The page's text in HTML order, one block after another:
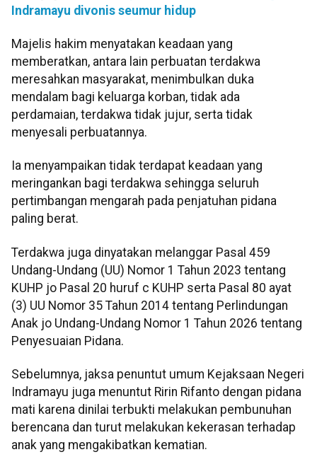
Indramayu divonis seumur hidup
Majelis hakim menyatakan keadaan yang
memberatkan, antara lain perbuatan terdakwa
meresahkan masyarakat, menimbulkan duka
mendalam bagi keluarga korban, tidak ada
perdamaian, terdakwa tidak jujur, serta tidak
menyesali perbuatannya.
Ia menyampaikan tidak terdapat keadaan yang
meringankan bagi terdakwa sehingga seluruh
pertimbangan mengarah pada penjatuhan pidana
paling berat.
Terdakwa juga dinyatakan melanggar Pasal 459
Undang-Undang (UU) Nomor 1 Tahun 2023 tentang
KUHP jo Pasal 20 huruf c KUHP serta Pasal 80 ayat
(3) UU Nomor 35 Tahun 2014 tentang Perlindungan
Anak jo Undang-Undang Nomor 1 Tahun 2026 tentang
Penyesuaian Pidana.
Sebelumnya, jaksa penuntut umum Kejaksaan Negeri
Indramayu juga menuntut Ririn Rifanto dengan pidana
mati karena dinilai terbukti melakukan pembunuhan
berencana dan turut melakukan kekerasan terhadap
anak yang mengakibatkan kematian.